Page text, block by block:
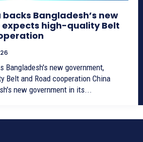
backs Bangladesh’s new
high-quality Belt
Bangladesh's new government,
and Road cooperation China
new government in its...